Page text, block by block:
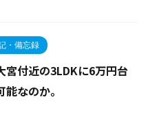
・備忘録
宮付近の3LDKに6万円台
なのか。